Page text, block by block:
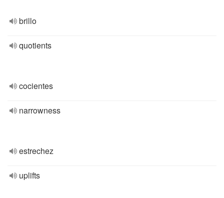
brillo
quotients
cocientes
narrowness
estrechez
uplifts